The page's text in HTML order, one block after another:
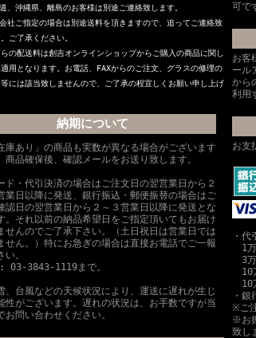
、沖縄県、離島のお客様は別途ご連絡致します。
社ご指定の場合は別途送料を頂きますので、追ってご連絡致
ご了承ください。
の配送料は創吉オンラインショップからご購入の商品に関し
用となります。お電話、FAXからのご注文、グラスの修理の
等には該当致しませんので、ご了承の程宜しくお願い申し上げ
納期について
庫あり」の商品も実数が異なる場合がございます
商品確保後、確認メールをお送り致します。
ド・代引決済の場合はご注文日の翌営業日から２
業日以降に発送、銀行振込・郵便振替の場合はご
認日の翌営業日から２～３営業日以降に発送とな
。それ以前の納品希望日をご指定頂いてもお届け
せんのでご了承下さい。（土日祝日は営業日では
せん。）特にお急ぎの場合は直接お電話でご一報
い。
03-3843-1119まで。
、台風などの天候状況により、運送に遅れが生じ
性がございます。遅れの状況は、お手数ですが当
お問い合わせください。
可で
お客
ール
から
利用
お支
・
1万
3万
10
10
・
※ご
※お
致し